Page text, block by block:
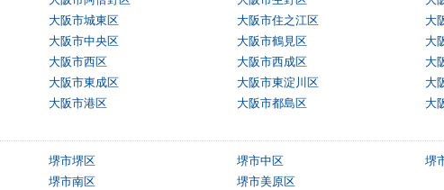
大阪市城東区 大阪市住之江区
大
大阪市中央区 大阪市鶴見区
大
大阪市西区 大阪市西成区
大
大阪市東成区 大阪市東淀川区
大
大阪市港区 大阪市都島区 大
堺市堺区 堺市中区
堺
堺市南区 堺市美原区